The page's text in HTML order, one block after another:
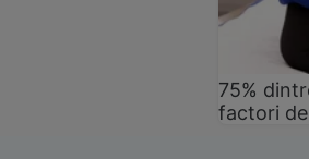
75%
factori